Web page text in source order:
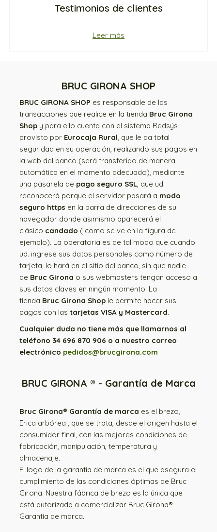
Testimonios de clientes
Leer más
BRUC GIRONA SHOP
BRUC GIRONA SHOP es responsable de las
transacciones que realice en la tienda Bruc Girona
Shop y para ello cuenta con el sistema Redsýs
provisto por Eurocaja Rural, que le da total
seguridad en su operación, realizando sus pagos en
la web del banco (será transferido de manera
automática en el momento adecuado), mediante
una pasarela de pago seguro SSL, que ud.
reconocerá porque el servidor pasará a modo
seguro https en la barra de direcciones de su
navegador donde asimismo aparecerá el
clásico candado ( como se ve en la figura de
ejemplo). La operatoria es de tal modo que cuando
ud. ingrese sus datos personales como número de
tarjeta, lo hará en el sitio del banco, sin que nadie
de Bruc Girona o sus webmasters tengan acceso a
sus datos claves en ningún momento. La
tienda Bruc Girona Shop le permite hacer sus
pagos con las tarjetas VISA y Mastercard.
Cualquier duda no tiene más que llamarnos al
teléfono 34 696 870 906 o a nuestro correo
electrónico pedidos@brucgirona.com
BRUC GIRONA ® - Garantía de Marca
Bruc Girona® Garantía de marca es el brezo,
Erica arbórea , que se trata, desde el origen hasta el
consumidor final, con las mejores condiciones de
fabricación, manipulación, temperatura y
almacenaje.
El logo de la garantía de marca es el que asegura el
cumplimiento de las condiciones óptimas de Bruc
Girona. Nuestra fábrica de brezo es la única que
está autorizada a comercializar Bruc Girona®
Garantía de marca.